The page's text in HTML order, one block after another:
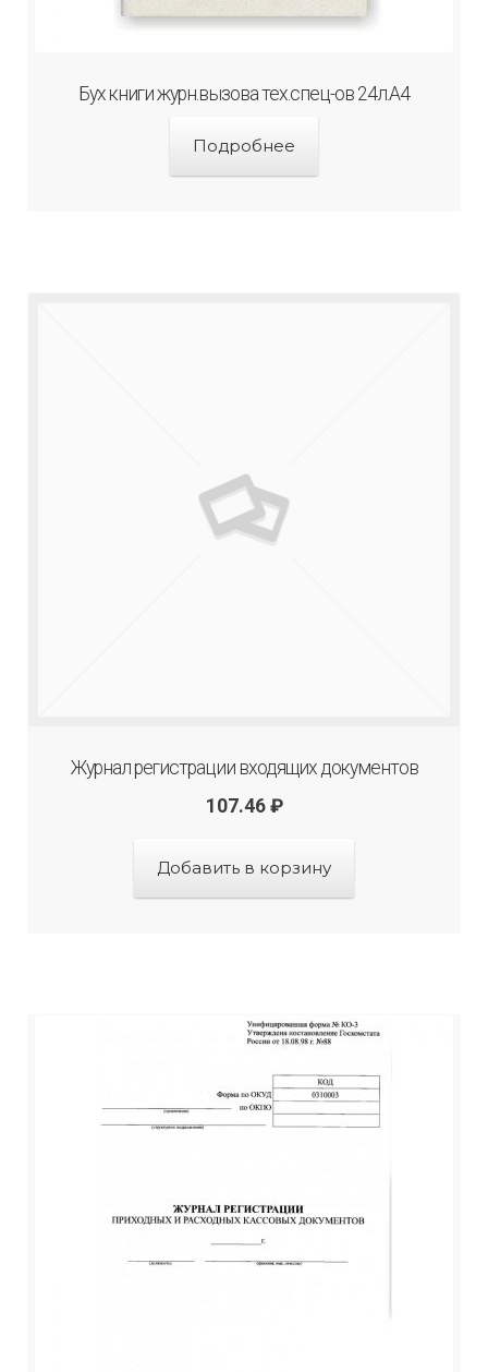
Бух книги журн.вызова тех.спец-ов 24л.А4
Подробнее
Журнал регистрации входящих документов
107.46 ₽
Добавить в корзину